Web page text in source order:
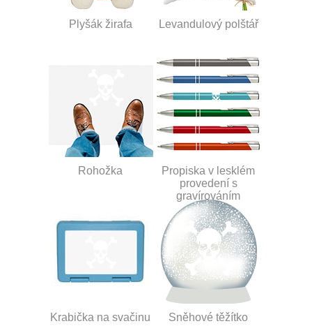
Plyšák žirafa Levandulový polštář
Rohožka
Propiska v lesklém
provedení s
gravírováním
Krabička na svačinu Sněhové těžítko